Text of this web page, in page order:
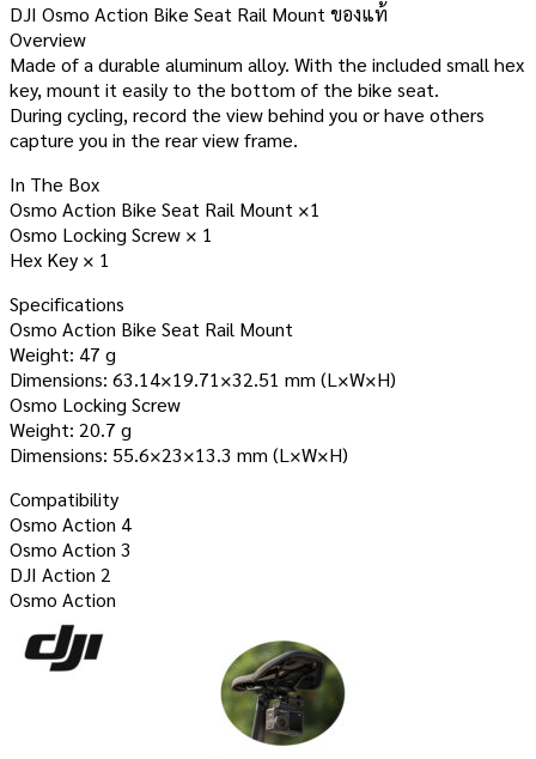
DJI Osmo Action Bike Seat Rail Mount ของแท้
Overview
Made of a durable aluminum alloy. With the included small hex
key, mount it easily to the bottom of the bike seat.
During cycling, record the view behind you or have others
capture you in the rear view frame.
In The Box
Osmo Action Bike Seat Rail Mount ×1
Osmo Locking Screw × 1
Hex Key × 1
Specifications
Osmo Action Bike Seat Rail Mount
Weight: 47 g
Dimensions: 63.14×19.71×32.51 mm (L×W×H)
Osmo Locking Screw
Weight: 20.7 g
Dimensions: 55.6×23×13.3 mm (L×W×H)
Compatibility
Osmo Action 4
Osmo Action 3
DJI Action 2
Osmo Action